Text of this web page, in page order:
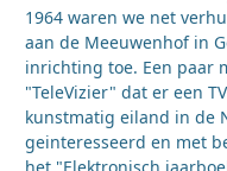
1964 waren we net
aan de Meeuwenhof in
inrichting toe. Een paar
"TeleVizier" dat er een
kunstmatig eiland in de
geinteresseerd en met